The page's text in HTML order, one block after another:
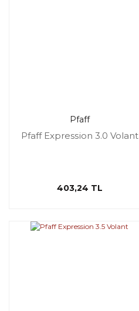
Pfaff
Pfaff Expression 3.0 Volant
403,24 TL